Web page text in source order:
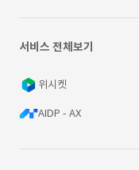
서비스 전체보기
위시켓
AIDP - AX